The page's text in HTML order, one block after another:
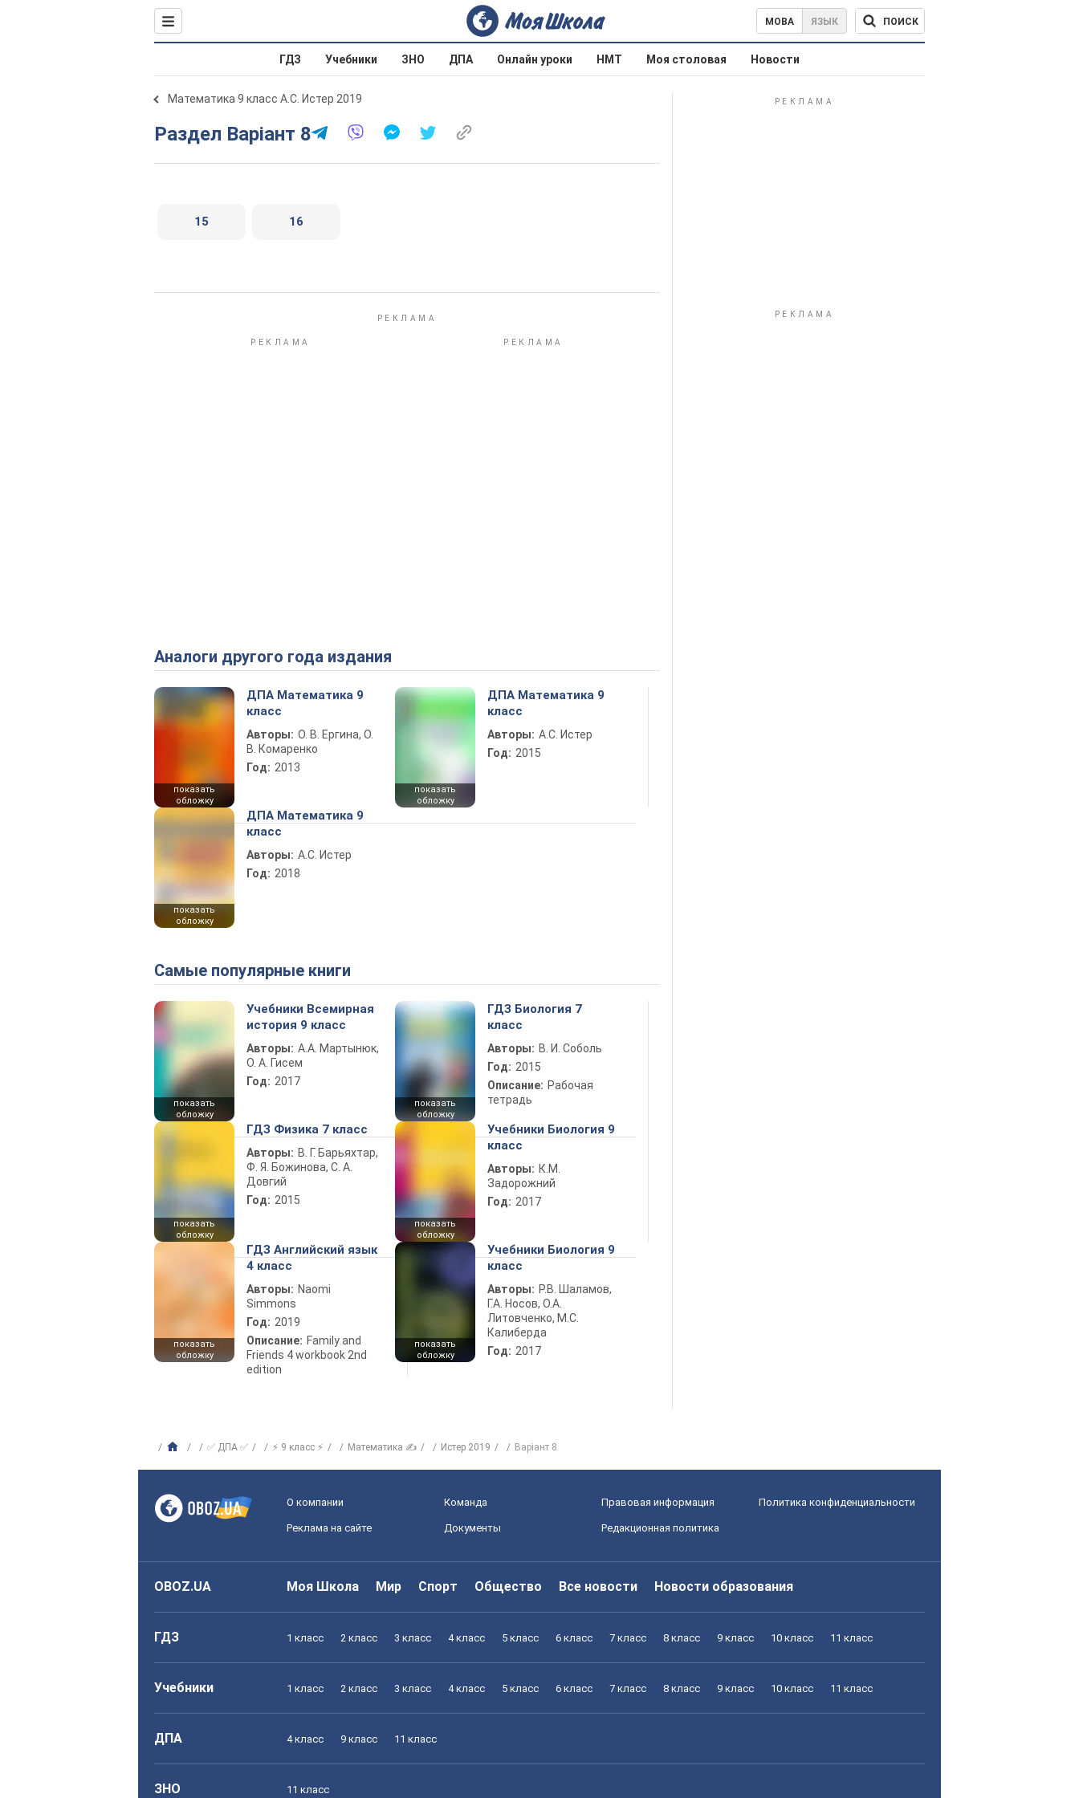
МОВА ЯЗЫК ПОИСК
ГДЗ Учебники ЗНО ДПА Онлайн уроки НМТ Моя столовая Новости
Математика 9 класс А.С. Истер 2019
Раздел Варіант 8
15 16
Аналоги другого года издания
показать
обложку
ДПА Математика 9
класс
Авторы: О. В. Ергина, О.
В. Комаренко
Год: 2013
показать
обложку
ДПА Математика 9
класс
Авторы: А.С. Истер
Год: 2015
показать
обложку
ДПА Математика 9
класс
Авторы: А.С. Истер
Год: 2018
Самые популярные книги
показать
обложку
Учебники Всемирная
история 9 класс
Авторы: А.А. Мартынюк,
О. А. Гисем
Год: 2017
показать
обложку
ГДЗ Биология 7
класс
Авторы: В. И. Соболь
Год: 2015
Описание: Рабочая
тетрадь
показать
обложку
ГДЗ Физика 7 класс
Авторы: В. Г. Барьяхтар,
Ф. Я. Божинова, С. А.
Довгий
Год: 2015
показать
обложку
Учебники Биология 9
класс
Авторы: К.М.
Задорожний
Год: 2017
показать
обложку
ГДЗ Английский язык
4 класс
Авторы: Naomi
Simmons
Год: 2019
Описание: Family and
Friends 4 workbook 2nd
edition
показать
обложку
Учебники Биология 9
класс
Авторы: Р.В. Шаламов,
Г.А. Носов, О.А.
Литовченко, М.С.
Калиберда
Год: 2017
✅ ДПА ✅ ⚡ 9 класс ⚡ Математика ✍ Истер 2019 Варіант 8
О компании Команда Правовая информация Политика конфиденциальности
Реклама на сайте Документы Редакционная политика
OBOZ.UA Моя Школа Мир Спорт Общество Все новости Новости образования
ГДЗ 1 класс 2 класс 3 класс 4 класс 5 класс 6 класс 7 класс 8 класс 9 класс 10 класс 11 класс
Учебники 1 класс 2 класс 3 класс 4 класс 5 класс 6 класс 7 класс 8 класс 9 класс 10 класс 11 класс
ДПА 4 класс 9 класс 11 класс
ЗНО 11 класс